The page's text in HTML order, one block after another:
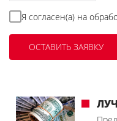
Я согласен(а) на